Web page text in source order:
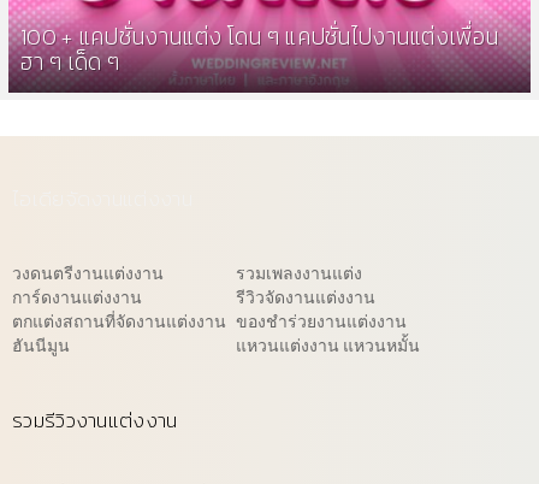
100 + แคปชั่นงานแต่ง โดน ๆ แคปชั่นไปงานแต่งเพื่อน
ฮา ๆ เด็ด ๆ
วงดนตรีงานแต่งงาน
การ์ดงานแต่งงาน
ตกแต่งสถานที่จัดงานแต่งงาน
ฮันนีมูน
รวมเพลงงานแต่ง
รีวิวจัดงานแต่งงาน
ของชำร่วยงานแต่งงาน
แหวนแต่งงาน แหวนหมั้น
รวมรีวิวงานแต่งงาน